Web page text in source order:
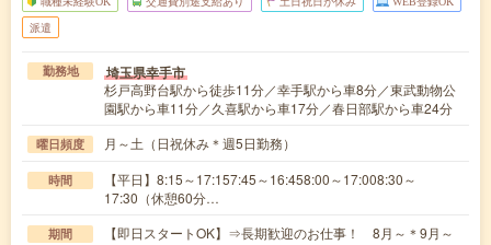
派遣
勤務地 埼玉県幸手市
杉戸高野台駅から徒歩11分／幸手駅から車8分／東武動物公
園駅から車11分／久喜駅から車17分／春日部駅から車24分
曜日頻度 月～土（日祝休み＊週5日勤務）
時間
【平日】8:15～17:157:45～16:458:00～17:008:30～
17:30（休憩60分…
期間
【即日スタートOK】⇒長期歓迎のお仕事！ 8月～＊9月～